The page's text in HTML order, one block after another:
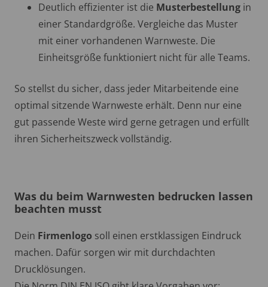
Deutlich effizienter ist die Musterbestellung in
einer Standardgröße. Vergleiche das Muster
mit einer vorhandenen Warnweste. Die
Einheitsgröße funktioniert nicht für alle Teams.
So stellst du sicher, dass jeder Mitarbeitende eine
optimal sitzende Warnweste erhält. Denn nur eine
gut passende Weste wird gerne getragen und erfüllt
ihren Sicherheitszweck vollständig.
Was du beim Warnwesten bedrucken lassen
beachten musst
Dein Firmenlogo soll einen erstklassigen Eindruck
machen. Dafür sorgen wir mit durchdachten
Drucklösungen.